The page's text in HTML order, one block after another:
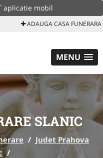
aplicatie mobil
ADAUGA CASA FUNERARA
MENU
SLANIC
/ Judet Prahova
/